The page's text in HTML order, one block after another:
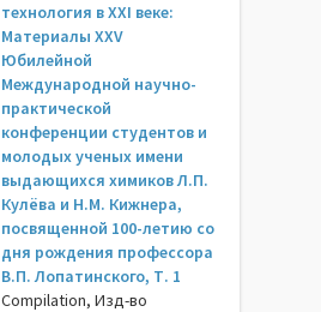
технология в XXI веке:
Материалы XXV
Юбилейной
Международной научно-
практической
конференции студентов и
молодых ученых имени
выдающихся химиков Л.П.
Кулёва и Н.М. Кижнера,
посвященной 100-летию со
дня рождения профессора
В.П. Лопатинского, Т. 1
Compilation, Изд-во